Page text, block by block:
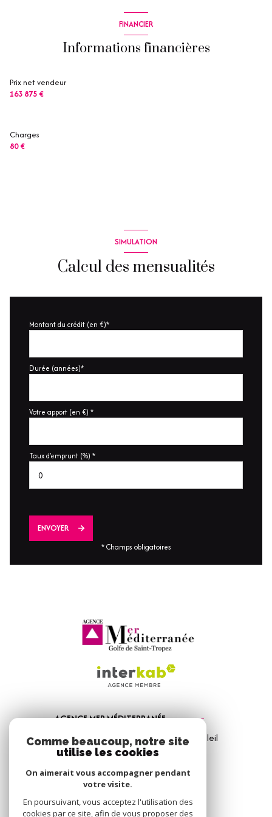
FINANCIER
Informations financières
Prix net vendeur
163 875 €
Charges
80 €
SIMULATION
Calcul des mensualités
Montant du crédit (en €)*
Durée (années)*
Votre apport (en €) *
Taux d'emprunt (%) *
ENVOYER
* Champs obligatoires
AGENCE MER MÉDITERRANÉE
1, Avenue de la Mer - Les Vitrines du Soleil
83310Port Grimaud
04 94 56 09 12
info@amm-immobilier.com
Comme beaucoup, notre site
utilise les cookies
On aimerait vous accompagner pendant
votre visite.
En poursuivant, vous acceptez l'utilisation des
cookies par ce site, afin de vous proposer des